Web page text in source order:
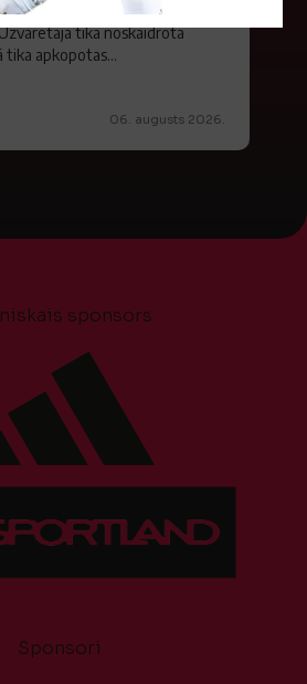
atzīta FS "Metta" spēlētāja
tika noskaidrota
tika apkopotas...
06. augusts 2026.
sponsors
Sponsori